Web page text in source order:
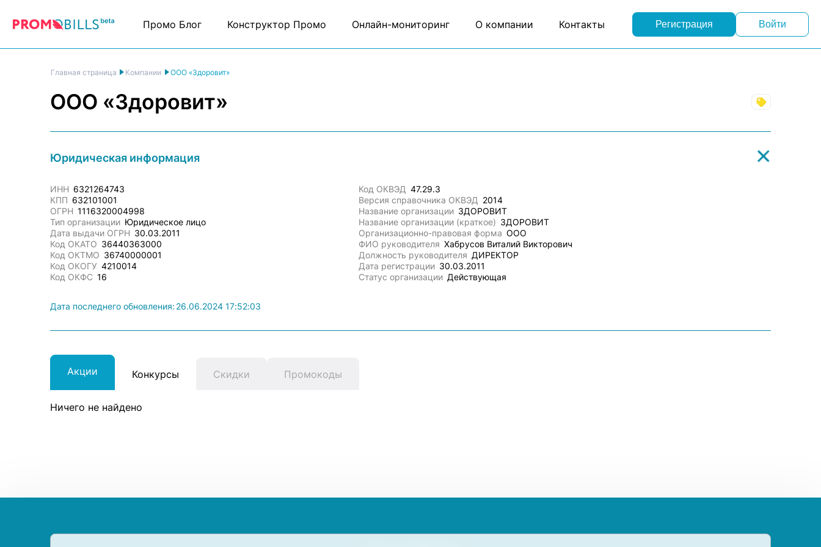
Промо Блог Конструктор Промо Онлайн-мониторинг О компании Контакты Регистрация Войти
Главная страница Компании ООО «Здоровит»
ООО «Здоровит»
Юридическая информация
ИНН 6321264743
КПП 632101001
ОГРН 1116320004998
Тип организации Юридическое лицо
Дата выдачи ОГРН 30.03.2011
Код ОКАТО 36440363000
Код ОКТМО 36740000001
Код ОКОГУ 4210014
Код ОКФС 16
Код ОКВЭД 47.29.3
Версия справочника ОКВЭД 2014
Название организации ЗДОРОВИТ
Название организации (краткое) ЗДОРОВИТ
Организационно-правовая форма ООО
ФИО руководителя Хабрусов Виталий Викторович
Должность руководителя ДИРЕКТОР
Дата регистрации 30.03.2011
Статус организации Действующая
Дата последнего обновления: 26.06.2024 17:52:03
Акции Конкурсы Скидки Промокоды
Ничего не найдено